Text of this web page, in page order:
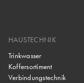
HAUSTECHNIK
Trinkwasser
Koffersortiment
Verbindungstechnik